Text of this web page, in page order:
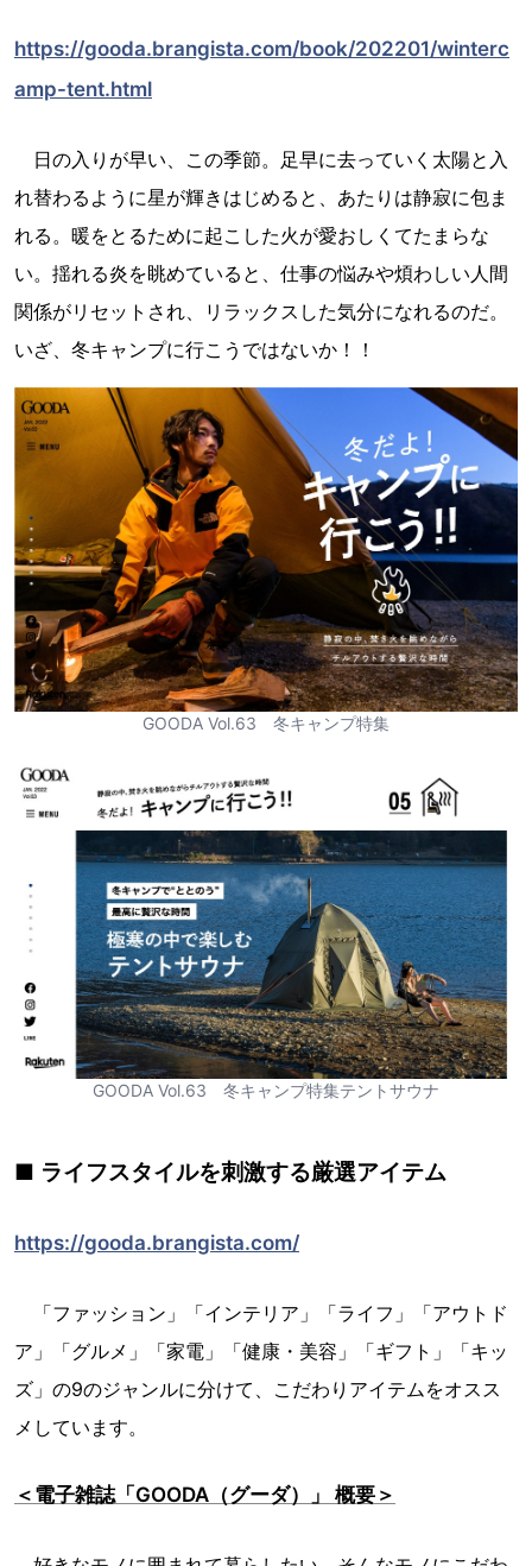
https://gooda.brangista.com/book/202201/winterc
amp-tent.html
日の入りが早い、この季節。足早に去っていく太陽と入
れ替わるように星が輝きはじめると、あたりは静寂に包ま
れる。暖をとるために起こした火が愛おしくてたまらな
い。揺れる炎を眺めていると、仕事の悩みや煩わしい人間
関係がリセットされ、リラックスした気分になれるのだ。
いざ、冬キャンプに行こうではないか！！
GOODA Vol.63 冬キャンプ特集
GOODA Vol.63 冬キャンプ特集テントサウナ
■ ライフスタイルを刺激する厳選アイテム
https://gooda.brangista.com/
「ファッション」「インテリア」「ライフ」「アウトド
ア」「グルメ」「家電」「健康・美容」「ギフト」「キッ
ズ」の9のジャンルに分けて、こだわりアイテムをオスス
メしています。
＜電子雑誌「GOODA（グーダ）」 概要＞